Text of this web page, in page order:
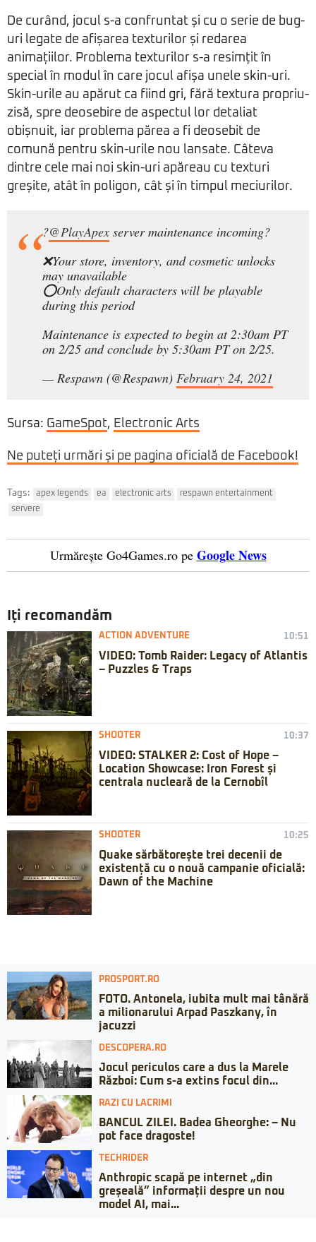
De curând, jocul s-a confruntat și cu o serie de bug-
uri legate de afișarea texturilor și redarea
animațiilor. Problema texturilor s-a resimțit în
special în modul în care jocul afișa unele skin-uri.
Skin-urile au apărut ca fiind gri, fără textura propriu-
zisă, spre deosebire de aspectul lor detaliat
obișnuit, iar problema părea a fi deosebit de
comună pentru skin-urile nou lansate. Câteva
dintre cele mai noi skin-uri apăreau cu texturi
greșite, atât în ​​poligon, cât și în timpul meciurilor.
?@PlayApex server maintenance incoming?
❌Your store, inventory, and cosmetic unlocks
may unavailable
⭕️Only default characters will be playable
during this period
Maintenance is expected to begin at 2:30am PT
on 2/25 and conclude by 5:30am PT on 2/25.
— Respawn (@Respawn) February 24, 2021
Sursa: GameSpot, Electronic Arts
Ne puteți urmări și pe pagina oficială de Facebook!
Tags: apex legends ea electronic arts
respawn entertainment
servere
Urmărește Go4Games.ro pe Google News
Iți recomandăm
ACTION ADVENTURE 10:51
VIDEO: Tomb Raider: Legacy of Atlantis
– Puzzles & Traps
SHOOTER 10:37
VIDEO: STALKER 2: Cost of Hope –
Location Showcase: Iron Forest și
centrala nucleară de la Cernobîl
SHOOTER 10:25
Quake sărbătorește trei decenii de
existență cu o nouă campanie oficială:
Dawn of the Machine
PROSPORT.RO
FOTO. Antonela, iubita mult mai tânără
a milionarului Arpad Paszkany, în
jacuzzi
DESCOPERA.RO
Jocul periculos care a dus la Marele
Război: Cum s-a extins focul din...
RAZI CU LACRIMI
BANCUL ZILEI. Badea Gheorghe: – Nu
pot face dragoste!
TECHRIDER
Anthropic scapă pe internet „din
greșeală” informații despre un nou
model AI, mai...